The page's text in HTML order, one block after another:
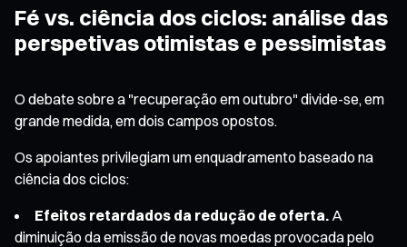
Fé vs. ciência dos ciclos: análise das
perspetivas otimistas e pessimistas
O debate sobre a "recuperação em outubro" divide-se, em
grande medida, em dois campos opostos.
Os apoiantes privilegiam um enquadramento baseado na
ciência dos ciclos:
Efeitos retardados da redução de oferta. A
diminuição da emissão de novas moedas provocada pelo